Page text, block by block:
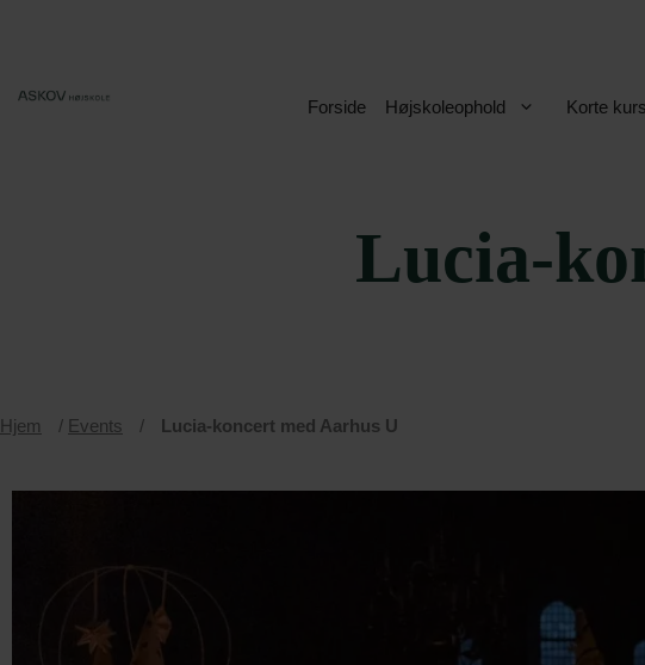
Forside
Højskoleophold Korte
Lucia-
Hjem / Events / Lucia-koncert med Aarhus U